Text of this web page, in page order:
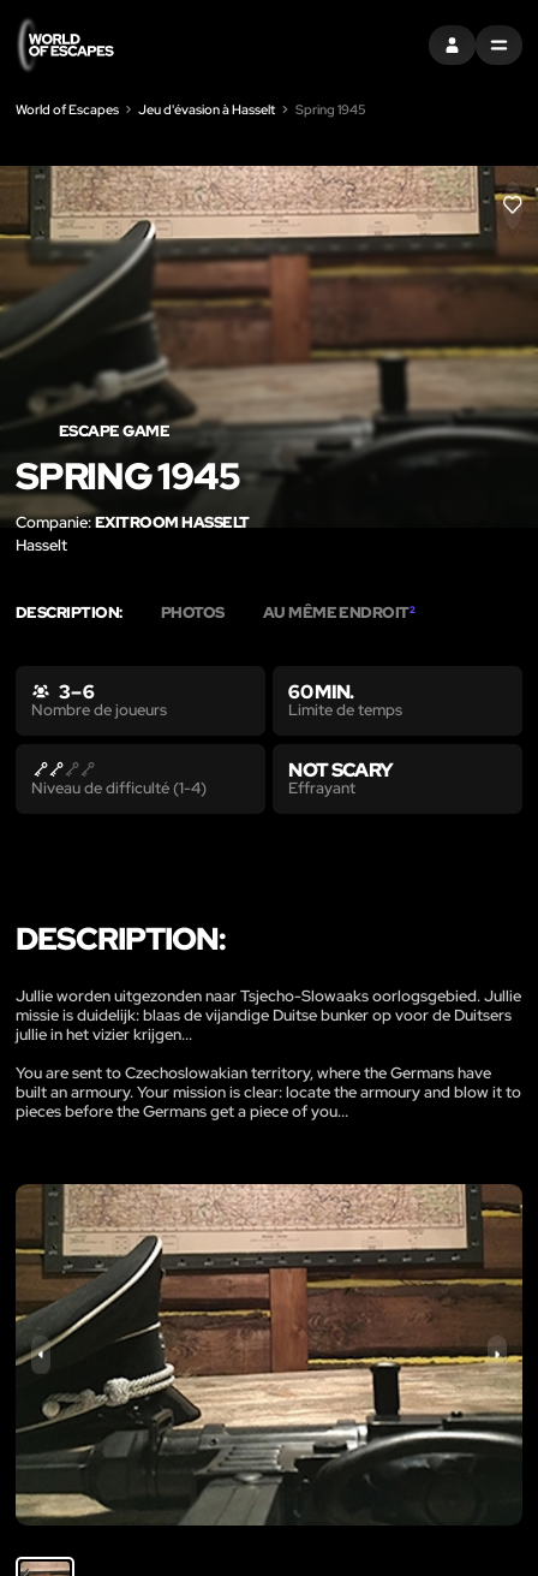
S'INSCRIREMENU
World of Escapes Jeu d'évasion à Hasselt Spring 1945
LIKE
ESCAPE GAME
SPRING 1945
Companie:EXITROOM HASSELT
Hasselt
DESCRIPTION: PHOTOS AU MÊME ENDROIT2
3 – 6
Nombre de joueurs
60 MIN.
Limite de temps
Niveau de difficulté (1-4)
NOT SCARY
Effrayant
DESCRIPTION:
Jullie worden uitgezonden naar Tsjecho-Slowaaks oorlogsgebied. Jullie
missie is duidelijk: blaas de vijandige Duitse bunker op voor de Duitsers
jullie in het vizier krijgen...
You are sent to Czechoslowakian territory, where the Germans have
built an armoury. Your mission is clear: locate the armoury and blow it to
pieces before the Germans get a piece of you...